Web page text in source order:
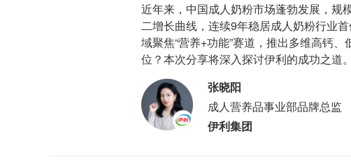
近年来，中国成人奶粉市场蓬勃发展，规
二增长曲线，连续9年稳居成人奶粉行业
域聚焦“营养+功能”赛道，推出多维高钙
位？本次分享将深入探讨伊利的成功之道。
张晓阳
成人营养品事业部品牌总监
伊利集团